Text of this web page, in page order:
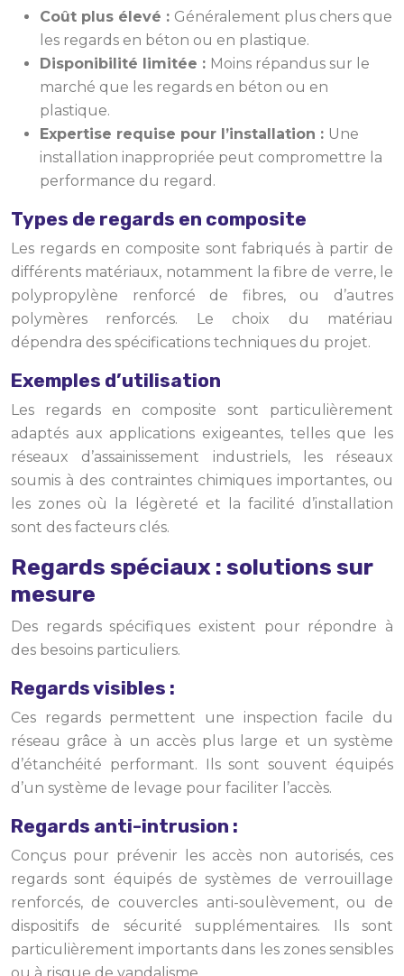
Coût plus élevé : Généralement plus chers que
les regards en béton ou en plastique.
Disponibilité limitée : Moins répandus sur le
marché que les regards en béton ou en
plastique.
Expertise requise pour l’installation : Une
installation inappropriée peut compromettre la
performance du regard.
Types de regards en composite
Les regards en composite sont fabriqués à partir de
différents matériaux, notamment la fibre de verre, le
polypropylène renforcé de fibres, ou d’autres
polymères renforcés. Le choix du matériau
dépendra des spécifications techniques du projet.
Exemples d’utilisation
Les regards en composite sont particulièrement
adaptés aux applications exigeantes, telles que les
réseaux d’assainissement industriels, les réseaux
soumis à des contraintes chimiques importantes, ou
les zones où la légèreté et la facilité d’installation
sont des facteurs clés.
Regards spéciaux : solutions sur
mesure
Des regards spécifiques existent pour répondre à
des besoins particuliers.
Regards visibles :
Ces regards permettent une inspection facile du
réseau grâce à un accès plus large et un système
d’étanchéité performant. Ils sont souvent équipés
d’un système de levage pour faciliter l’accès.
Regards anti-intrusion :
Conçus pour prévenir les accès non autorisés, ces
regards sont équipés de systèmes de verrouillage
renforcés, de couvercles anti-soulèvement, ou de
dispositifs de sécurité supplémentaires. Ils sont
particulièrement importants dans les zones sensibles